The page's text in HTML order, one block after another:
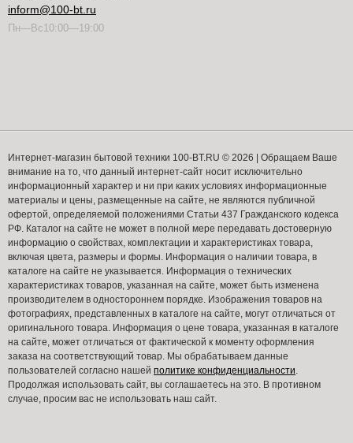
inform@100-bt.ru
Пн—Вс10:00—19:00
Интернет-магазин бытовой техники 100-BT.RU © 2026 | Обращаем Ваше
внимание на то, что данный интернет-сайт носит исключительно
информационный характер и ни при каких условиях информационные
материалы и цены, размещенные на сайте, не являются публичной
офертой, определяемой положениями Статьи 437 Гражданского кодекса
РФ. Каталог на сайте не может в полной мере передавать достоверную
информацию о свойствах, комплектации и характеристиках товара,
включая цвета, размеры и формы. Информация о наличии товара, в
каталоге на сайте не указывается. Информация о технических
характеристиках товаров, указанная на сайте, может быть изменена
производителем в одностороннем порядке. Изображения товаров на
фотографиях, представленных в каталоге на сайте, могут отличаться от
оригинального товара. Информация о цене товара, указанная в каталоге
на сайте, может отличаться от фактической к моменту оформления
заказа на соответствующий товар. Мы обрабатываем данные
пользователей согласно нашей политике конфиденциальности.
Продолжая использовать сайт, вы соглашаетесь на это. В противном
случае, просим вас не использовать наш сайт.